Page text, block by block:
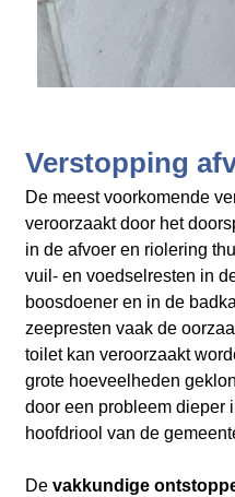
Verstopping
De meest voorkomende
veroorzaakt door het
in de afvoer en riolering
vuil- en voedselresten in
boosdoener en in de
zeepresten vaak de
toilet kan veroorzaakt
grote hoeveelheden
door een probleem dieper
hoofdriool van de
De vakkundige